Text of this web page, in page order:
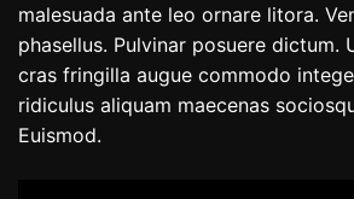
malesuada ante leo ornare litora.
phasellus. Pulvinar posuere dictum.
cras fringilla augue commodo
ridiculus aliquam maecenas
Euismod.